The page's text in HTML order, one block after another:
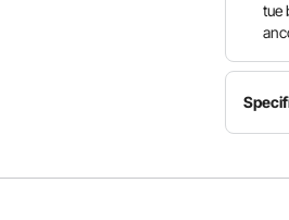
tue